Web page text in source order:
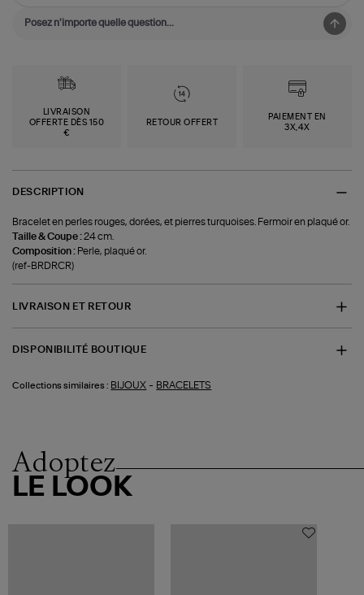
LIVRAISON
OFFERTE DÈS 150
€
RETOUR OFFERT
PAIEMENT EN
3X,4X
DESCRIPTION
Bracelet en perles rouges, dorées, et pierres turquoises. Fermoir en plaqué or.
Taille & Coupe :24 cm.
Composition : Perle, plaqué or.
(ref-BRDRCR)
LIVRAISON ET RETOUR
DISPONIBILITÉ BOUTIQUE
Collections similaires : BIJOUX - BRACELETS
Adoptez
LE LOOK